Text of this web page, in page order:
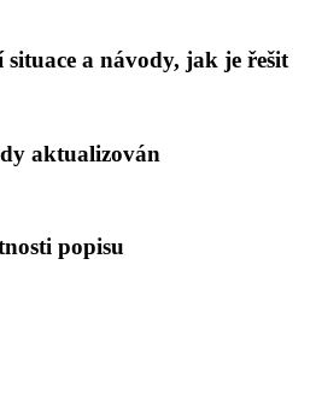
a návody, jak je řešit
aktualizován
popisu